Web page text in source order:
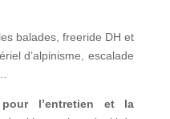
balades, freeride DH et
d’alpinisme, escalade
l’entretien et la